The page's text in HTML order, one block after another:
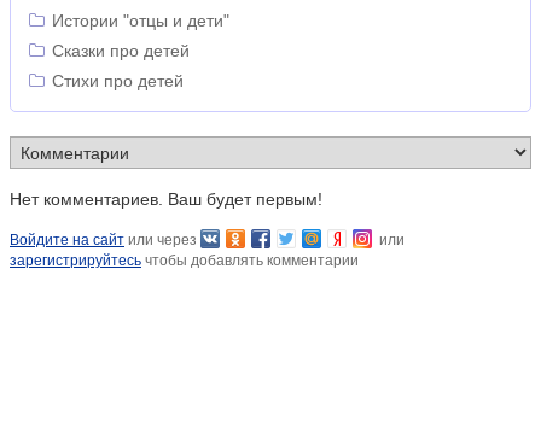
Истории "отцы и дети"
Сказки про детей
Стихи про детей
Нет комментариев. Ваш будет первым!
Войдите на сайт или через
или
зарегистрируйтесь чтобы добавлять комментарии